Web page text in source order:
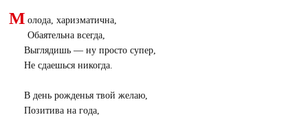
М олода, харизматична,
Обаятельна всегда,
Выглядишь — ну просто супер,
Не сдаешься никогда.
В день рожденья твой желаю,
Позитива на года,